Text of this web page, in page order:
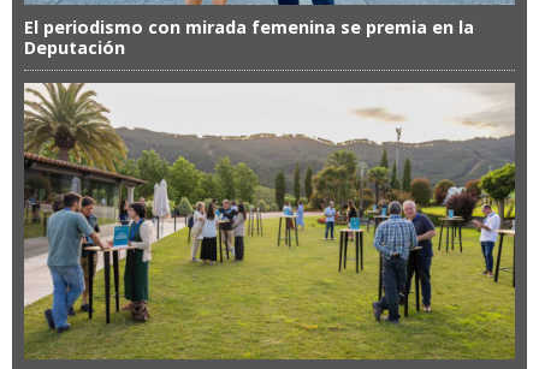
El periodismo con mirada femenina se premia en la
Deputación